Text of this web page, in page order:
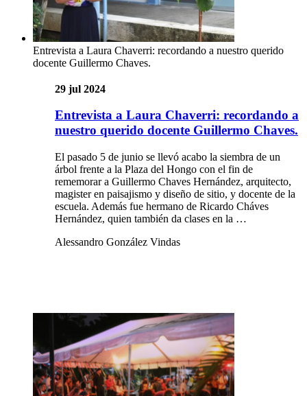
Entrevista a Laura Chaverri: recordando a nuestro querido
docente Guillermo Chaves.
29 jul 2024
Entrevista a Laura Chaverri: recordando a
nuestro querido docente Guillermo Chaves.
El pasado 5 de junio se llevó acabo la siembra de un
árbol frente a la Plaza del Hongo con el fin de
rememorar a Guillermo Chaves Hernández, arquitecto,
magister en paisajismo y diseño de sitio, y docente de la
escuela. Además fue hermano de Ricardo Cháves
Hernández, quien también da clases en la …
Alessandro González Vindas